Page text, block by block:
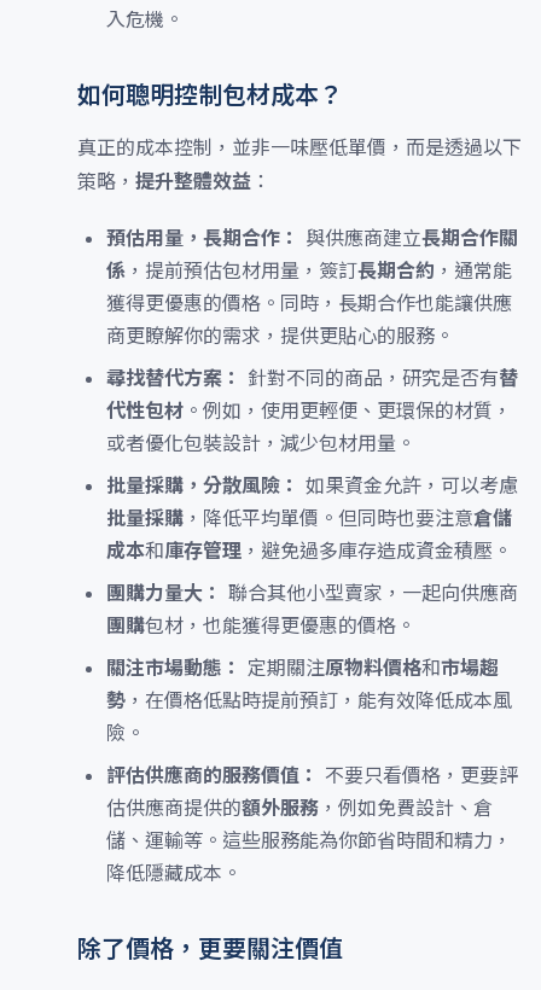
入危機。
如何聰明控制包材成本？
真正的成本控制，並非一味壓低單價，而是透過以下
策略， 提升整體效益 ：
預估用量，長期合作： 與供應商建立長期合作關
係 ，提前預估包材用量，簽訂長期合約 ，通常能
獲得更優惠的價格。同時，長期合作也能讓供應
商更瞭解你的需求，提供更貼心的服務。
尋找替代方案：
針對不同的商品，研究是否有替
代性包材 。例如，使用更輕便、更環保的材質，
或者優化包裝設計，減少包材用量。
批量採購，分散風險： 如果資金允許，可以考慮
批量採購 ，降低平均單價。但同時也要注意倉儲
成本和庫存管理 ，避免過多庫存造成資金積壓。
團購力量大： 聯合其他小型賣家，一起向供應商
團購包材，也能獲得更優惠的價格。
關注市場動態：
定期關注原物料價格和市場趨
勢 ，在價格低點時提前預訂，能有效降低成本風
險。
評估供應商的服務價值：
不要只看價格，更要評
估供應商提供的額外服務 ，例如免費設計、倉
儲、運輸等。這些服務能為你節省時間和精力，
降低隱藏成本。
除了價格，更要關注價值